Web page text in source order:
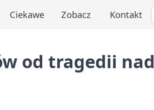
Ciekawe Zobacz Kontakt
od tragedii nad